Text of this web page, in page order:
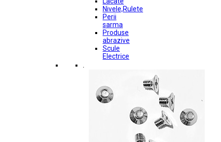
Nivele,Rulete
Perii
sarma
Produse
abrazive
Scule
Electrice
.